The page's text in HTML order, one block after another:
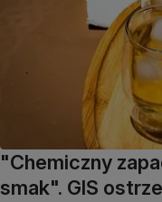
"Chemiczny
smak". GIS